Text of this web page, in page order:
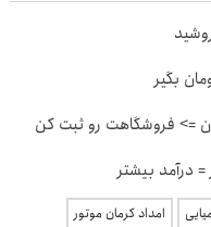
= درآمد بیشتر
امداد کرمان موتور